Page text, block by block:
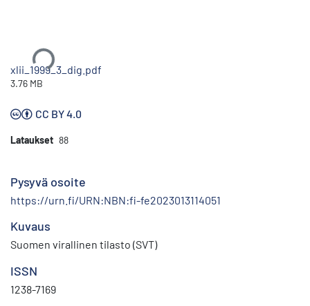
xlii_1999_3_dig.pdf
3.76 MB
CC BY 4.0
Lataukset 88
Pysyvä osoite
https://urn.fi/URN:NBN:fi-fe2023013114051
Kuvaus
Suomen virallinen tilasto (SVT)
ISSN
1238-7169